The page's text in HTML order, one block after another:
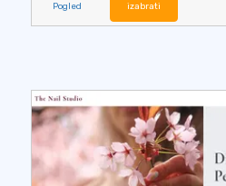
Pogled izabrati